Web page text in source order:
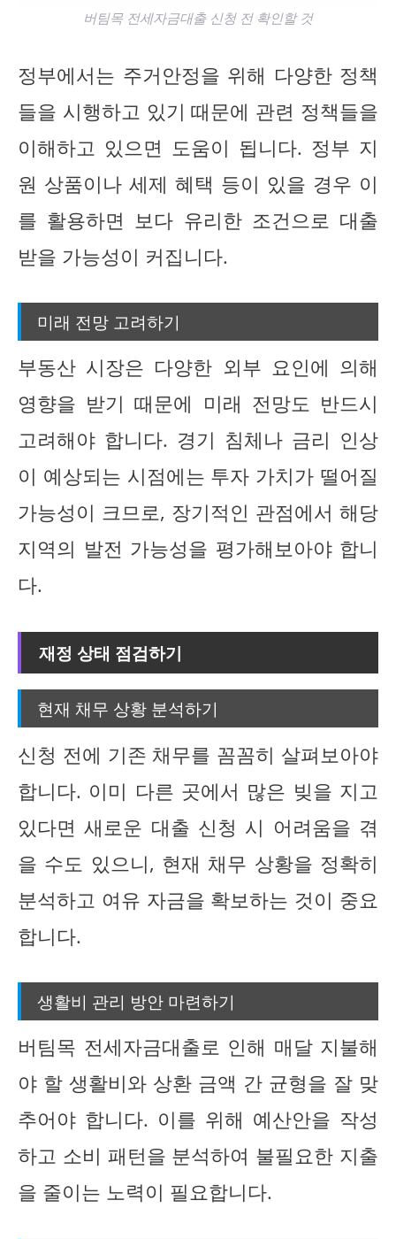
버팀목 전세자금대출 신청 전 확인할 것
정부에서는 주거안정을 위해 다양한 정책
들을 시행하고 있기 때문에 관련 정책들을
이해하고 있으면 도움이 됩니다. 정부 지
원 상품이나 세제 혜택 등이 있을 경우 이
를 활용하면 보다 유리한 조건으로 대출
받을 가능성이 커집니다.
미래 전망 고려하기
부동산 시장은 다양한 외부 요인에 의해
영향을 받기 때문에 미래 전망도 반드시
고려해야 합니다. 경기 침체나 금리 인상
이 예상되는 시점에는 투자 가치가 떨어질
가능성이 크므로, 장기적인 관점에서 해당
지역의 발전 가능성을 평가해보아야 합니
다.
재정 상태 점검하기
현재 채무 상황 분석하기
신청 전에 기존 채무를 꼼꼼히 살펴보아야
합니다. 이미 다른 곳에서 많은 빚을 지고
있다면 새로운 대출 신청 시 어려움을 겪
을 수도 있으니, 현재 채무 상황을 정확히
분석하고 여유 자금을 확보하는 것이 중요
합니다.
생활비 관리 방안 마련하기
버팀목 전세자금대출로 인해 매달 지불해
야 할 생활비와 상환 금액 간 균형을 잘 맞
추어야 합니다. 이를 위해 예산안을 작성
하고 소비 패턴을 분석하여 불필요한 지출
을 줄이는 노력이 필요합니다.